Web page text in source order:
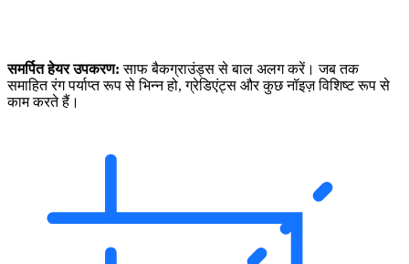
समर्पित हेयर उपकरण:साफ बैकग्राउंड्स से बाल अलग करें। जब तक
समाहित रंग पर्याप्त रूप से भिन्न हो, ग्रेडिएंट्स और कुछ नॉइज़ विशिष्ट रूप से
काम करते हैं।